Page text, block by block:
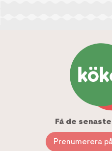
Få de
Prenumerera